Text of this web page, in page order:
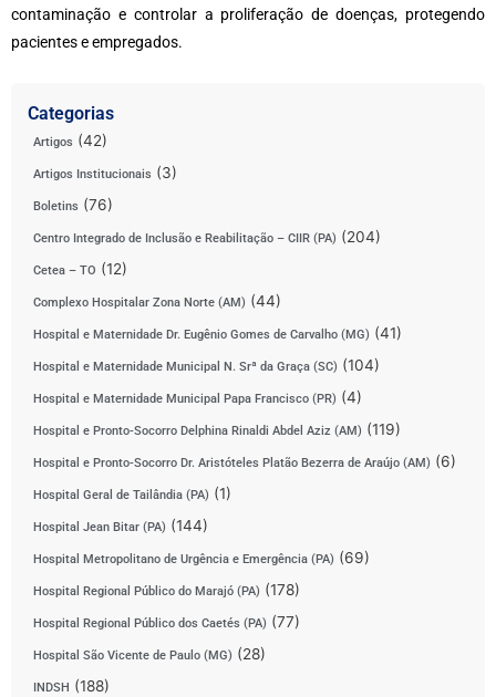
contaminação e controlar a proliferação de doenças, protegendo
pacientes e empregados.
Categorias
Artigos (42)
Artigos Institucionais (3)
Boletins (76)
Centro Integrado de Inclusão e Reabilitação – CIIR (PA) (204)
Cetea – TO (12)
Complexo Hospitalar Zona Norte (AM) (44)
Hospital e Maternidade Dr. Eugênio Gomes de Carvalho (MG) (41)
Hospital e Maternidade Municipal N. Srª da Graça (SC) (104)
Hospital e Maternidade Municipal Papa Francisco (PR) (4)
Hospital e Pronto-Socorro Delphina Rinaldi Abdel Aziz (AM) (119)
Hospital e Pronto-Socorro Dr. Aristóteles Platão Bezerra de Araújo (AM) (6)
Hospital Geral de Tailândia (PA) (1)
Hospital Jean Bitar (PA) (144)
Hospital Metropolitano de Urgência e Emergência (PA) (69)
Hospital Regional Público do Marajó (PA) (178)
Hospital Regional Público dos Caetés (PA) (77)
Hospital São Vicente de Paulo (MG) (28)
INDSH (188)